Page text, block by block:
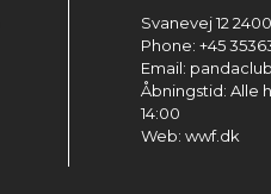
Svanevej 12
Phone: +45
Email:
Åbningstid: Alle
14:00
Web: wwf.dk